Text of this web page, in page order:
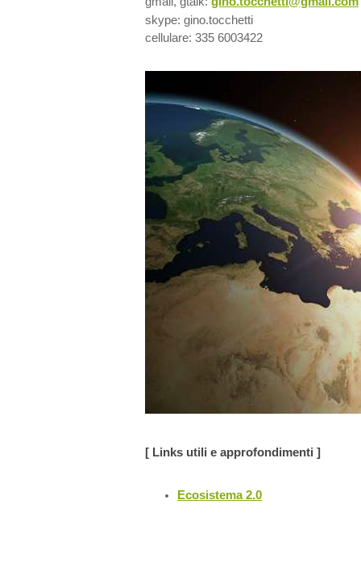
skype: gino.tocchetti
cellulare: 335 6003422
[ Links utili e approfondimenti ]
Ecosistema 2.0